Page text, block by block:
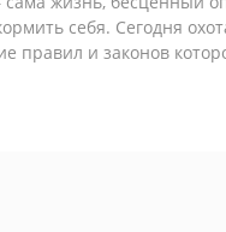
себя. Сегодня
правил и законов